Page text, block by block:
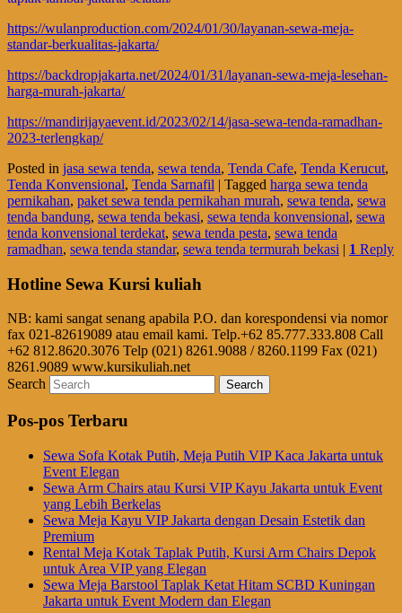
https://wulanproduction.com/2024/01/30/layanan-sewa-meja-
standar-berkualitas-jakarta/
https://backdropjakarta.net/2024/01/31/layanan-sewa-meja-lesehan-
harga-murah-jakarta/
https://mandirijayaevent.id/2023/02/14/jasa-sewa-tenda-ramadhan-
2023-terlengkap/
Posted in jasa sewa tenda, sewa tenda, Tenda Cafe, Tenda Kerucut,
Tenda Konvensional, Tenda Sarnafil | Tagged harga sewa tenda
pernikahan, paket sewa tenda pernikahan murah, sewa tenda, sewa
tenda bandung, sewa tenda bekasi, sewa tenda konvensional, sewa
tenda konvensional terdekat, sewa tenda pesta, sewa tenda
ramadhan, sewa tenda standar, sewa tenda termurah bekasi | 1 Reply
Hotline Sewa Kursi kuliah
NB: kami sangat senang apabila P.O. dan korespondensi via nomor
fax 021-82619089 atau email kami. Telp.+62 85.777.333.808 Call
+62 812.8620.3076 Telp (021) 8261.9088 / 8260.1199 Fax (021)
8261.9089 www.kursikuliah.net
Search
Pos-pos Terbaru
Sewa Sofa Kotak Putih, Meja Putih VIP Kaca Jakarta untuk
Event Elegan
Sewa Arm Chairs atau Kursi VIP Kayu Jakarta untuk Event
yang Lebih Berkelas
Sewa Meja Kayu VIP Jakarta dengan Desain Estetik dan
Premium
Rental Meja Kotak Taplak Putih, Kursi Arm Chairs Depok
untuk Area VIP yang Elegan
Sewa Meja Barstool Taplak Ketat Hitam SCBD Kuningan
Jakarta untuk Event Modern dan Elegan